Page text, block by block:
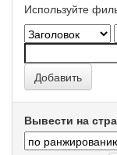
Используйте
Вывести на